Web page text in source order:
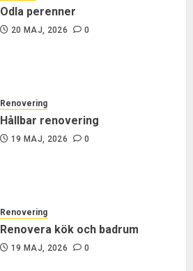
Odla perenner
20 MAJ, 2026 0
Renovering
Hållbar renovering
19 MAJ, 2026 0
Renovering
Renovera kök och badrum
19 MAJ, 2026 0